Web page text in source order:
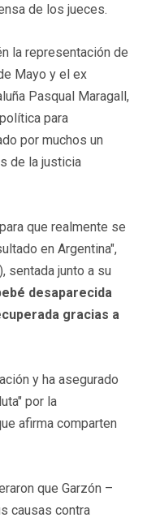
de los jueces.
la representación de
Mayo y el ex
Pasqual Maragall,
para
por muchos un
de la justicia
que realmente se
en Argentina",
sentada junto a su
desaparecida
gracias a
y ha asegurado
por la
afirma comparten
que Garzón –
causas contra